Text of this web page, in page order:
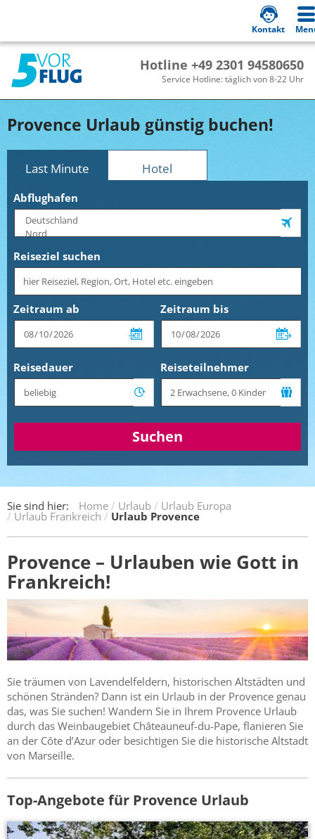
Hotline +49 2301 94580650
Service Hotline: täglich von 8-22 Uhr
Kontakt
Provence Urlaub günstig buchen!
Last Minute Hotel
Abflughafen
Reiseziel suchen
Zeitraum ab Zeitraum bis
Reisedauer Reiseteilnehmer
Suchen
Sie sind hier: Home Urlaub Urlaub Europa
Urlaub Frankreich Urlaub Provence
Provence – Urlauben wie Gott in
Frankreich!
Sie träumen von Lavendelfeldern, historischen Altstädten und
schönen Stränden? Dann ist ein Urlaub in der Provence genau
das, was Sie suchen! Wandern Sie in Ihrem Provence Urlaub
durch das Weinbaugebiet Châteauneuf-du-Pape, flanieren Sie
an der Côte d’Azur oder besichtigen Sie die historische Altstadt
von Marseille.
Top-Angebote für Provence Urlaub